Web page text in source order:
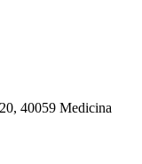
40059 Medicina